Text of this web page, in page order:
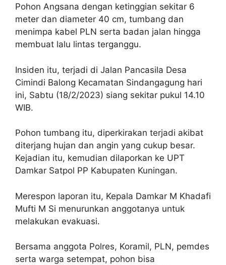
Pohon Angsana dengan ketinggian sekitar 6
meter dan diameter 40 cm, tumbang dan
menimpa kabel PLN serta badan jalan hingga
membuat lalu lintas terganggu.
Insiden itu, terjadi di Jalan Pancasila Desa
Cimindi Balong Kecamatan Sindangagung hari
ini, Sabtu (18/2/2023) siang sekitar pukul 14.10
WIB.
Pohon tumbang itu, diperkirakan terjadi akibat
diterjang hujan dan angin yang cukup besar.
Kejadian itu, kemudian dilaporkan ke UPT
Damkar Satpol PP Kabupaten Kuningan.
Merespon laporan itu, Kepala Damkar M Khadafi
Mufti M Si menurunkan anggotanya untuk
melakukan evakuasi.
Bersama anggota Polres, Koramil, PLN, pemdes
serta warga setempat, pohon bisa